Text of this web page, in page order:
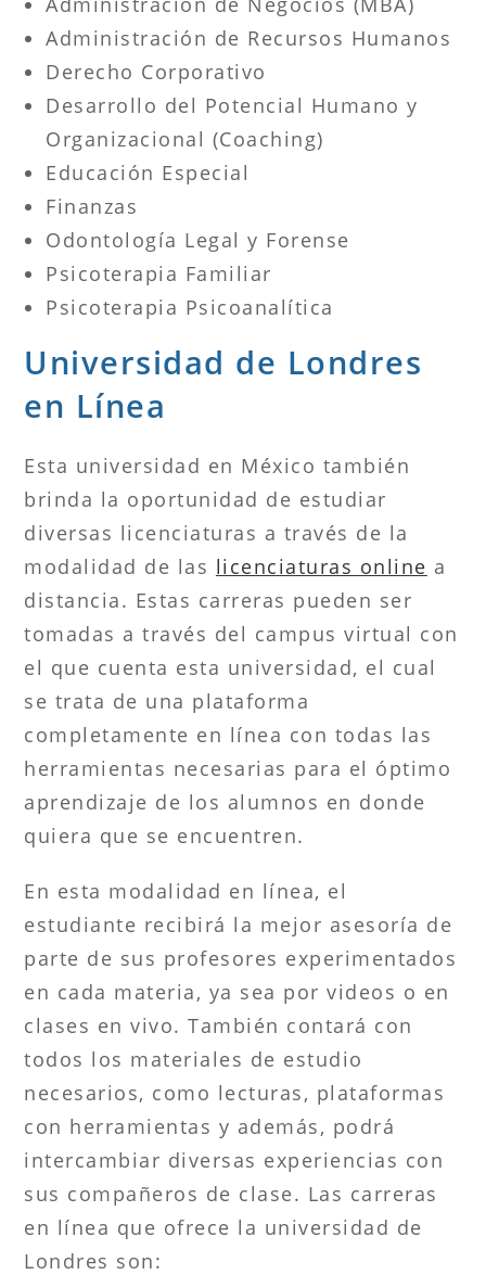
Administración de Recursos Humanos
Derecho Corporativo
Desarrollo del Potencial Humano y
Organizacional (Coaching)
Educación Especial
Finanzas
Odontología Legal y Forense
Psicoterapia Familiar
Psicoterapia Psicoanalítica
Universidad de Londres
en Línea
Esta universidad en México también
brinda la oportunidad de estudiar
diversas licenciaturas a través de la
modalidad de las licenciaturas online a
distancia. Estas carreras pueden ser
tomadas a través del campus virtual con
el que cuenta esta universidad, el cual
se trata de una plataforma
completamente en línea con todas las
herramientas necesarias para el óptimo
aprendizaje de los alumnos en donde
quiera que se encuentren.
En esta modalidad en línea, el
estudiante recibirá la mejor asesoría de
parte de sus profesores experimentados
en cada materia, ya sea por videos o en
clases en vivo. También contará con
todos los materiales de estudio
necesarios, como lecturas, plataformas
con herramientas y además, podrá
intercambiar diversas experiencias con
sus compañeros de clase. Las carreras
en línea que ofrece la universidad de
Londres son: